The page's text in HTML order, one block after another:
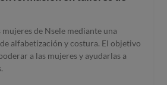
de Nsele mediante una
alfabetización y costura. El objetivo
a las mujeres y ayudarlas a